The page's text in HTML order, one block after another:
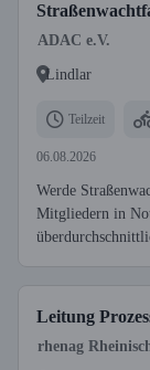
ADAC e.V.
Lindlar
Teilzeit
06.08.2026
Werde
Mitgliedern in
Leitung
rhenag